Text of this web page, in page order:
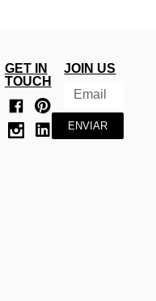
GET IN
TOUCH
JOIN US
ENVIAR